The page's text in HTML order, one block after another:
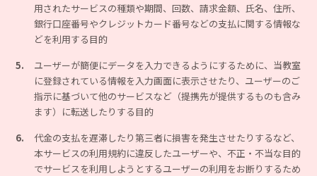
用されたサービスの種類や期間、回数、請求金額、氏名、住所、
銀行口座番号やクレジットカード番号などの支払に関する情報な
どを利用する目的
5.
ユーザーが簡便にデータを入力できるようにするために、当教室
に登録されている情報を入力画面に表示させたり、ユーザーのご
指示に基づいて他のサービスなど（提携先が提供するものも含み
ます）に転送したりする目的
6.
代金の支払を遅滞したり第三者に損害を発生させたりするなど、
本サービスの利用規約に違反したユーザーや、不正・不当な目的
でサービスを利用しようとするユーザーの利用をお断りするため